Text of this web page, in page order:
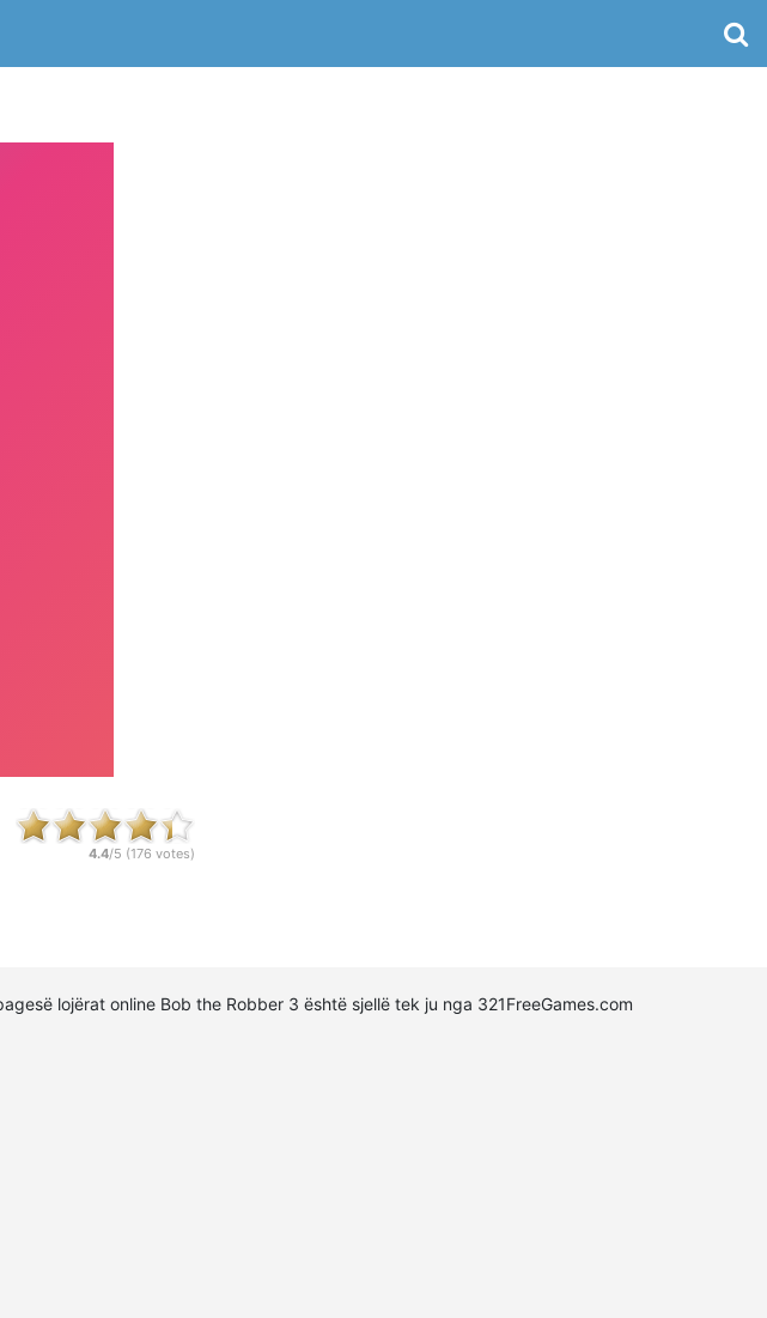
4.4/5 (176 votes)
lojërat online Bob the Robber 3 është sjellë tek ju nga 321FreeGames.com